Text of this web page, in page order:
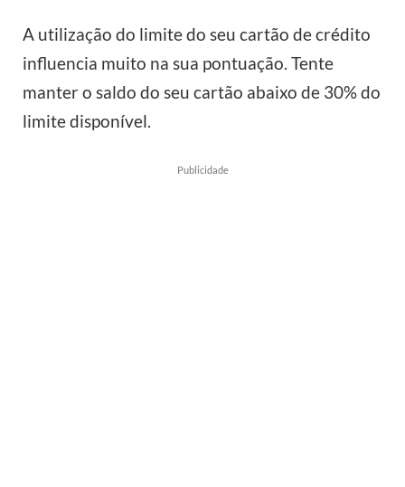
A utilização do limite do seu cartão de crédito
influencia muito na sua pontuação. Tente
manter o saldo do seu cartão abaixo de 30% do
limite disponível.
Publicidade